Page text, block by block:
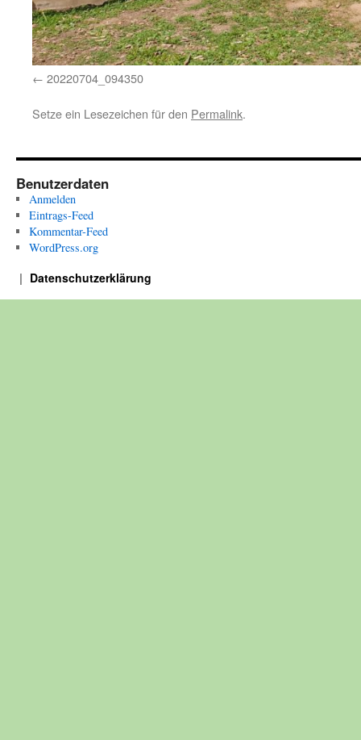
20220704_094350
Setze ein Lesezeichen für den Permalink.
Benutzerdaten
Anmelden
Eintrags-Feed
Kommentar-Feed
WordPress.org
Datenschutzerklärung